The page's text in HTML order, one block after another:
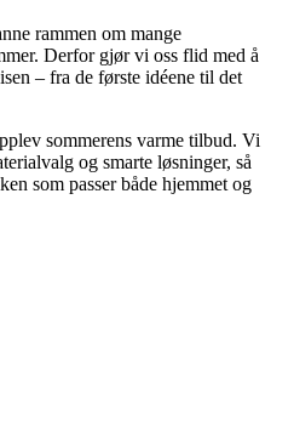
rammen om mange
Derfor gjør vi oss flid med å
– fra de første idéene til det
sommerens varme tilbud. Vi
og smarte løsninger, så
som passer både hjemmet og